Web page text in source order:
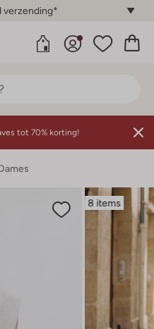
verzending*
tot 70% korting!
8 items